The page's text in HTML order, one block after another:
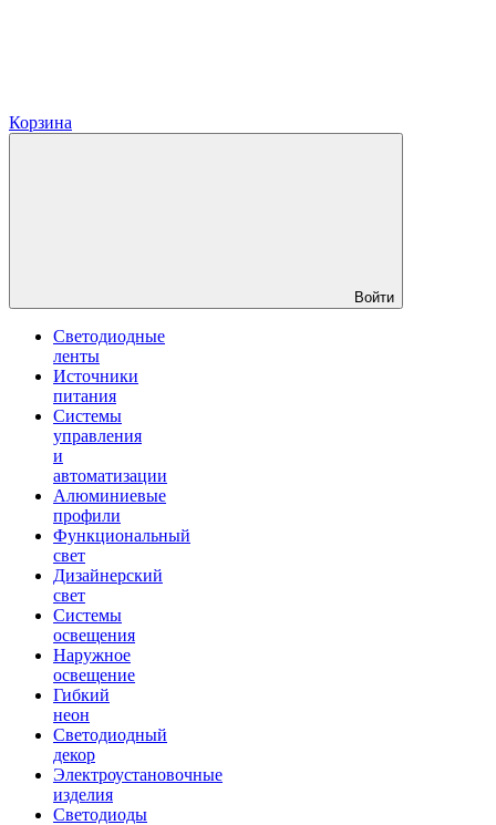
Корзина
Войти
Светодиодные
ленты
Источники
питания
Системы
управления
и
автоматизации
Алюминиевые
профили
Функциональный
свет
Дизайнерский
свет
Системы
освещения
Наружное
освещение
Гибкий
неон
Светодиодный
декор
Электроустановочные
изделия
Светодиоды